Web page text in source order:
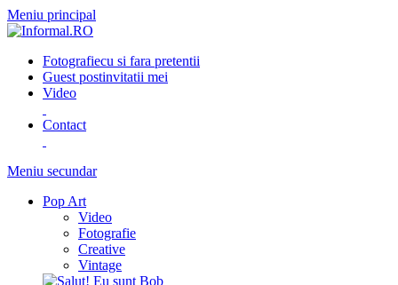
Meniu principal
Fotografiecu si fara pretentii
Guest postinvitatii mei
Video
Contact
Meniu secundar
Pop Art
Video
Fotografie
Creative
Vintage